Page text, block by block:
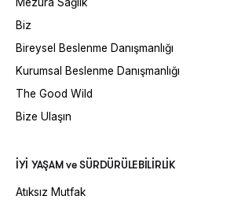
Biz
Bireysel Beslenme Danışmanlığı
Kurumsal Beslenme Danışmanlığı
The Good Wild
Bize Ulaşın
İYİ YAŞAM ve SÜRDÜRÜLEBİLİRLİK
Atıksız Mutfak